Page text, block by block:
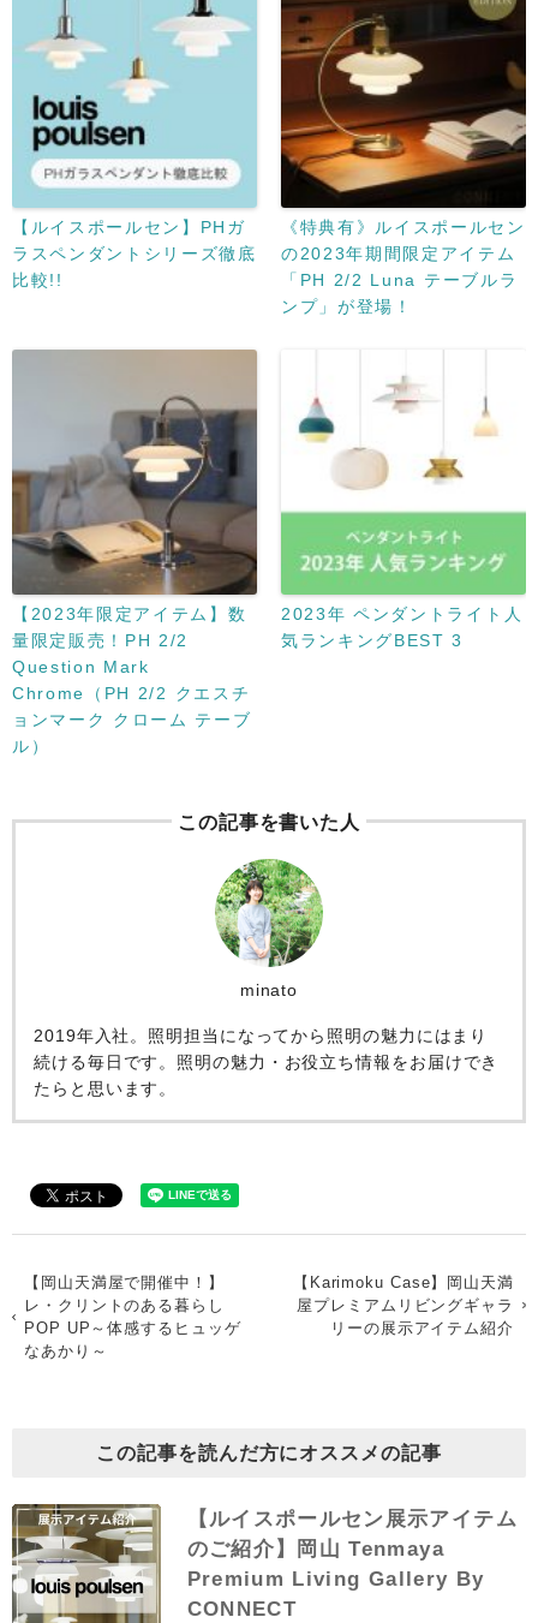
【ルイスポールセン】PHガ
ラスペンダントシリーズ徹底
比較!!
《特典有》ルイスポールセン
の2023年期間限定アイテム
「PH 2/2 Luna テーブルラ
ンプ」が登場！
【2023年限定アイテム】数
量限定販売！PH 2/2
Question Mark
Chrome（PH 2/2 クエスチ
ョンマーク クローム テーブ
ル）
2023年 ペンダントライト人
気ランキングBEST 3
この記事を書いた人
minato
2019年入社。照明担当になってから照明の魅力にはまり
続ける毎日です。照明の魅力・お役立ち情報をお届けでき
たらと思います。
【岡山天満屋で開催中！】
レ・クリントのある暮らし
POP UP～体感するヒュッゲ
なあかり～
【Karimoku Case】岡山天満
屋プレミアムリビングギャラ
リーの展示アイテム紹介
この記事を読んだ方にオススメの記事
【ルイスポールセン展示アイテム
のご紹介】岡山 Tenmaya
Premium Living Gallery By
CONNECT